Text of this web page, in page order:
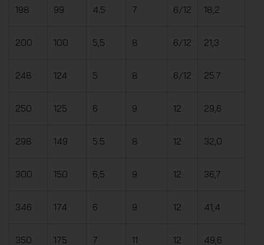
198 99 4.5 7 6/12 18,2
200 100 5,5 8 6/12 21,3
248 124 5 8 6/12 25.7
250 125 6 9 12 29,6
298 149 5.5 8 12 32,0
300 150 6,5 9 12 36,7
346 174 6 9 12 41,4
350 175 7 11 12 49,6